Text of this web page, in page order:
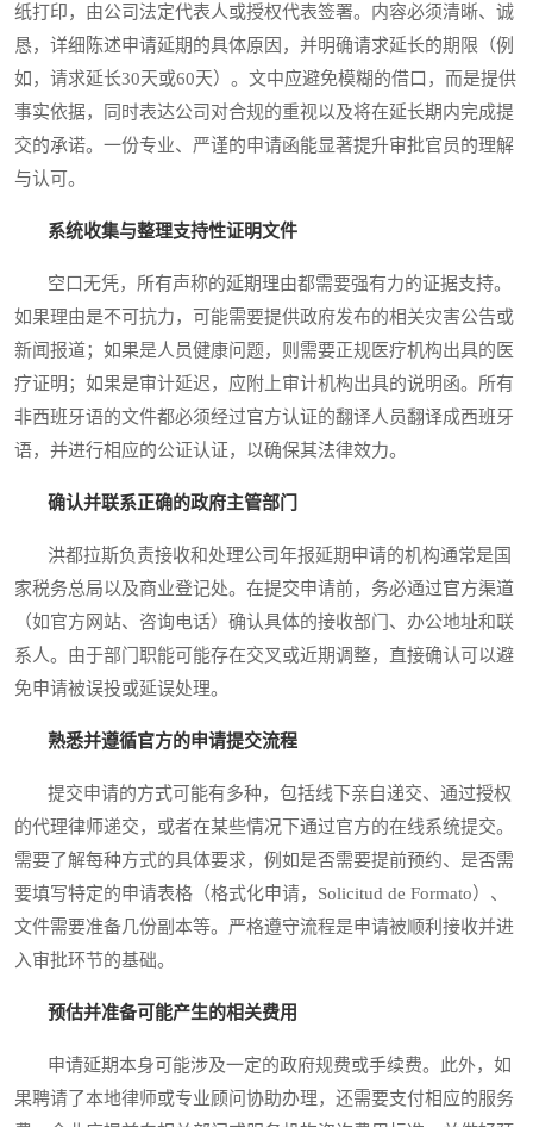
纸打印，由公司法定代表人或授权代表签署。内容必须清晰、诚
恳，详细陈述申请延期的具体原因，并明确请求延长的期限（例
如，请求延长30天或60天）。文中应避免模糊的借口，而是提供
事实依据，同时表达公司对合规的重视以及将在延长期内完成提
交的承诺。一份专业、严谨的申请函能显著提升审批官员的理解
与认可。
系统收集与整理支持性证明文件
空口无凭，所有声称的延期理由都需要强有力的证据支持。
如果理由是不可抗力，可能需要提供政府发布的相关灾害公告或
新闻报道；如果是人员健康问题，则需要正规医疗机构出具的医
疗证明；如果是审计延迟，应附上审计机构出具的说明函。所有
非西班牙语的文件都必须经过官方认证的翻译人员翻译成西班牙
语，并进行相应的公证认证，以确保其法律效力。
确认并联系正确的政府主管部门
洪都拉斯负责接收和处理公司年报延期申请的机构通常是国
家税务总局以及商业登记处。在提交申请前，务必通过官方渠道
（如官方网站、咨询电话）确认具体的接收部门、办公地址和联
系人。由于部门职能可能存在交叉或近期调整，直接确认可以避
免申请被误投或延误处理。
熟悉并遵循官方的申请提交流程
提交申请的方式可能有多种，包括线下亲自递交、通过授权
的代理律师递交，或者在某些情况下通过官方的在线系统提交。
需要了解每种方式的具体要求，例如是否需要提前预约、是否需
要填写特定的申请表格（格式化申请，Solicitud de Formato）、
文件需要准备几份副本等。严格遵守流程是申请被顺利接收并进
入审批环节的基础。
预估并准备可能产生的相关费用
申请延期本身可能涉及一定的政府规费或手续费。此外，如
果聘请了本地律师或专业顾问协助办理，还需要支付相应的服务